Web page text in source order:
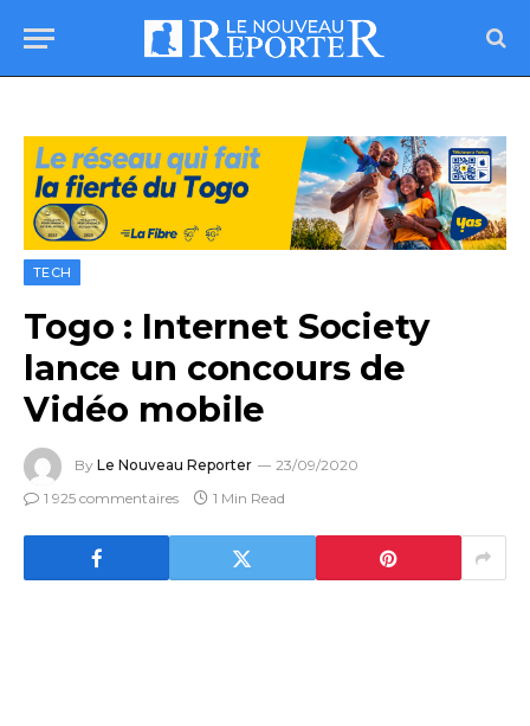
TECH
Togo : Internet Society
lance un concours de
Vidéo mobile
By Le Nouveau Reporter
23/09/2020
1 925 commentaires
1 Min Read